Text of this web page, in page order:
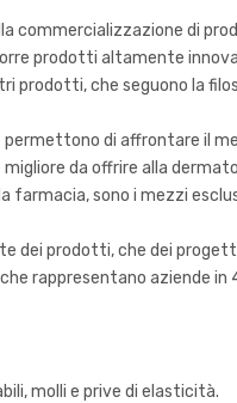
commercializzazione di
prodotti altamente
prodotti, che seguono la
di affrontare il
da offrire alla
sono i mezzi
dei prodotti, che dei
rappresentano aziende
molli e prive di elasticità.